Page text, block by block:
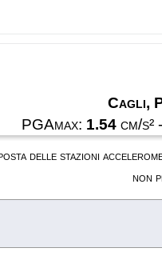
Cagli,
PGAmax: 1.54cm/s²
delle stazioni
non